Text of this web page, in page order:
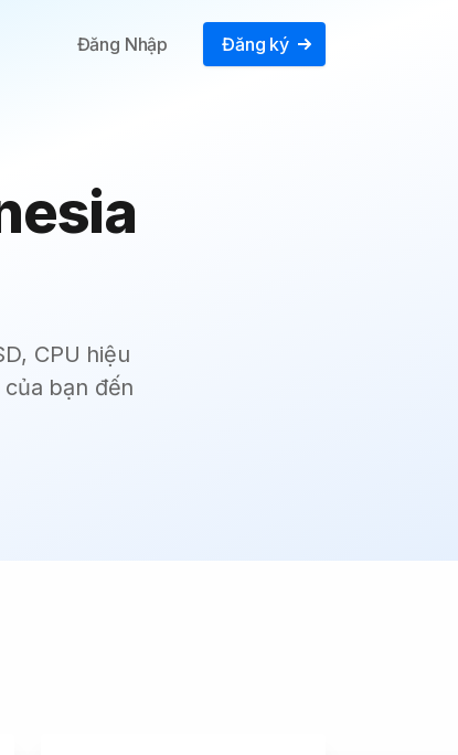
Đăng Nhập Đăng ký
CPU hiệu
bạn đến